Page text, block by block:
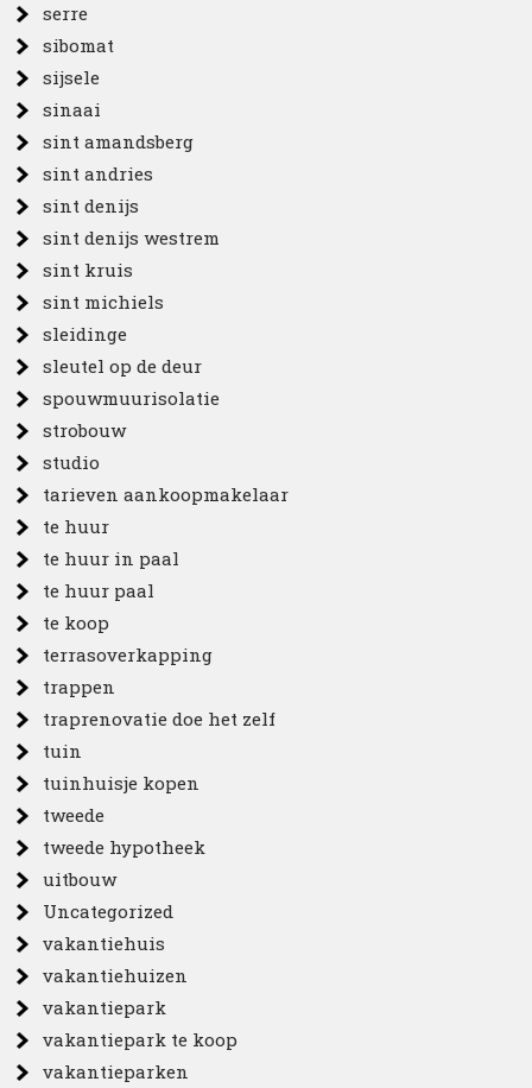
serre
sibomat
sijsele
sinaai
sint amandsberg
sint andries
sint denijs
sint denijs westrem
sint kruis
sint michiels
sleidinge
sleutel op de deur
spouwmuurisolatie
strobouw
studio
tarieven aankoopmakelaar
te huur
te huur in paal
te huur paal
te koop
terrasoverkapping
trappen
traprenovatie doe het zelf
tuin
tuinhuisje kopen
tweede
tweede hypotheek
uitbouw
Uncategorized
vakantiehuis
vakantiehuizen
vakantiepark
vakantiepark te koop
vakantieparken